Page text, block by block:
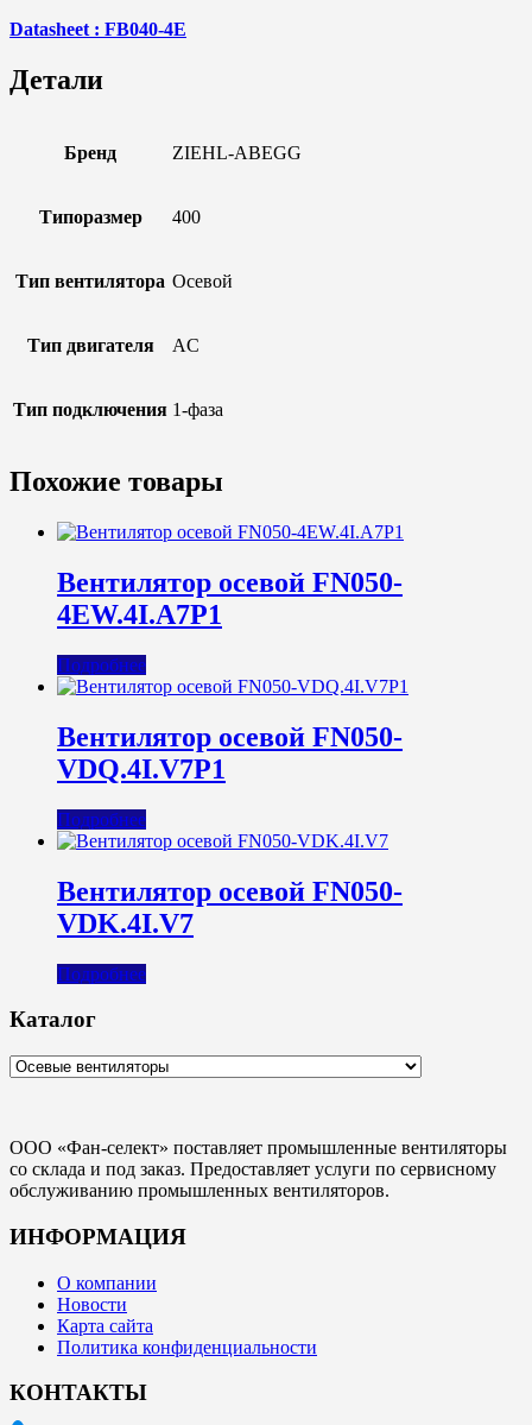
Datasheet : FB040-4E
Детали
Бренд ZIEHL-ABEGG
Типоразмер 400
Тип вентилятора Осевой
Тип двигателя AC
Тип подключения 1-фаза
Похожие товары
Вентилятор осевой FN050-
4EW.4I.A7P1
Подробнее
Вентилятор осевой FN050-
VDQ.4I.V7P1
Подробнее
Вентилятор осевой FN050-
VDK.4I.V7
Подробнее
Каталог
ООО «Фан-селект» поставляет промышленные вентиляторы
со склада и под заказ. Предоставляет услуги по сервисному
обслуживанию промышленных вентиляторов.
ИНФОРМАЦИЯ
О компании
Новости
Карта сайта
Политика конфиденциальности
КОНТАКТЫ